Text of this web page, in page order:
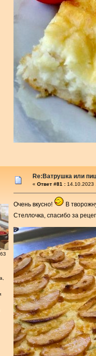
Re:Ватрушка или
« Ответ #81 : 14.10.2023
Очень вкусно!
В
Стеллочка, спасибо за